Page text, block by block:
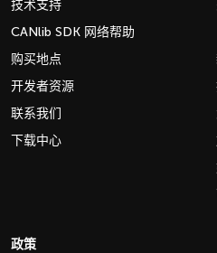
技术支持
CANlib SDK 网络帮助
购买地点
开发者资源
联系我们
下载中心
政策